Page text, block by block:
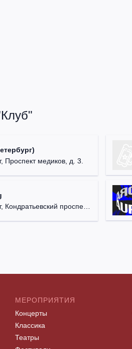
Проспект медиков, д. 3.
проспект, д. 44.
МЕРОПРИЯТИЯ
Концерты
Классика
Театры